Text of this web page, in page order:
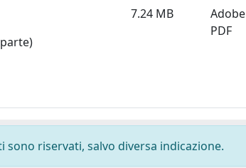
7.24 MB
Adobe
PDF
riservati, salvo diversa indicazione.